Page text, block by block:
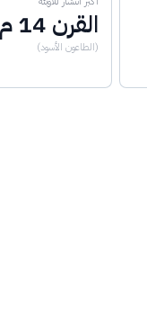
القرن 14 م
(الطاعون الأسود)